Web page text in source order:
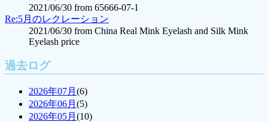
2021/06/30 from 65666-07-1
Re:5月のレクレーション
2021/06/30 from China Real Mink Eyelash and Silk Mink
Eyelash price
過去ログ
2026年07月 (6)
2026年06月 (5)
2026年05月 (10)